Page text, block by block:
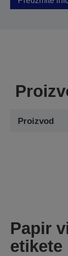
Proizvod
Papir
etikete